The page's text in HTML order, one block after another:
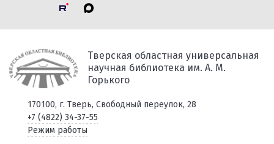
Тверская областная универсальная
научная библиотека им. А. М.
Горького
170100, г. Тверь, Свободный переулок, 28
+7 (4822) 34-37-55
Режим работы